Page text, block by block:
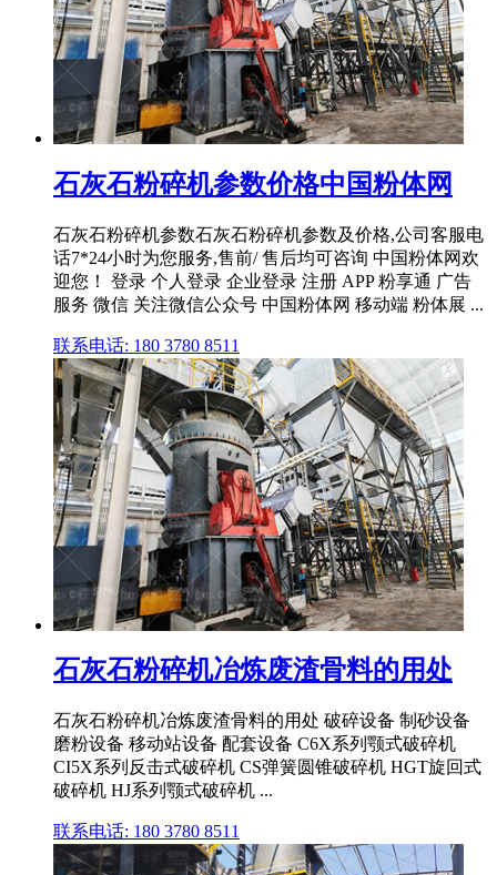
石灰石粉碎机参数价格中国粉体网
石灰石粉碎机参数石灰石粉碎机参数及价格,公司客服电
话7*24小时为您服务,售前/ 售后均可咨询 中国粉体网欢
迎您！ 登录 个人登录 企业登录 注册 APP 粉享通 广告
服务 微信 关注微信公众号 中国粉体网 移动端 粉体展 ...
联系电话: 180 3780 8511
石灰石粉碎机冶炼废渣骨料的用处
石灰石粉碎机冶炼废渣骨料的用处 破碎设备 制砂设备
磨粉设备 移动站设备 配套设备 C6X系列颚式破碎机
CI5X系列反击式破碎机 CS弹簧圆锥破碎机 HGT旋回式
破碎机 HJ系列颚式破碎机 ...
联系电话: 180 3780 8511